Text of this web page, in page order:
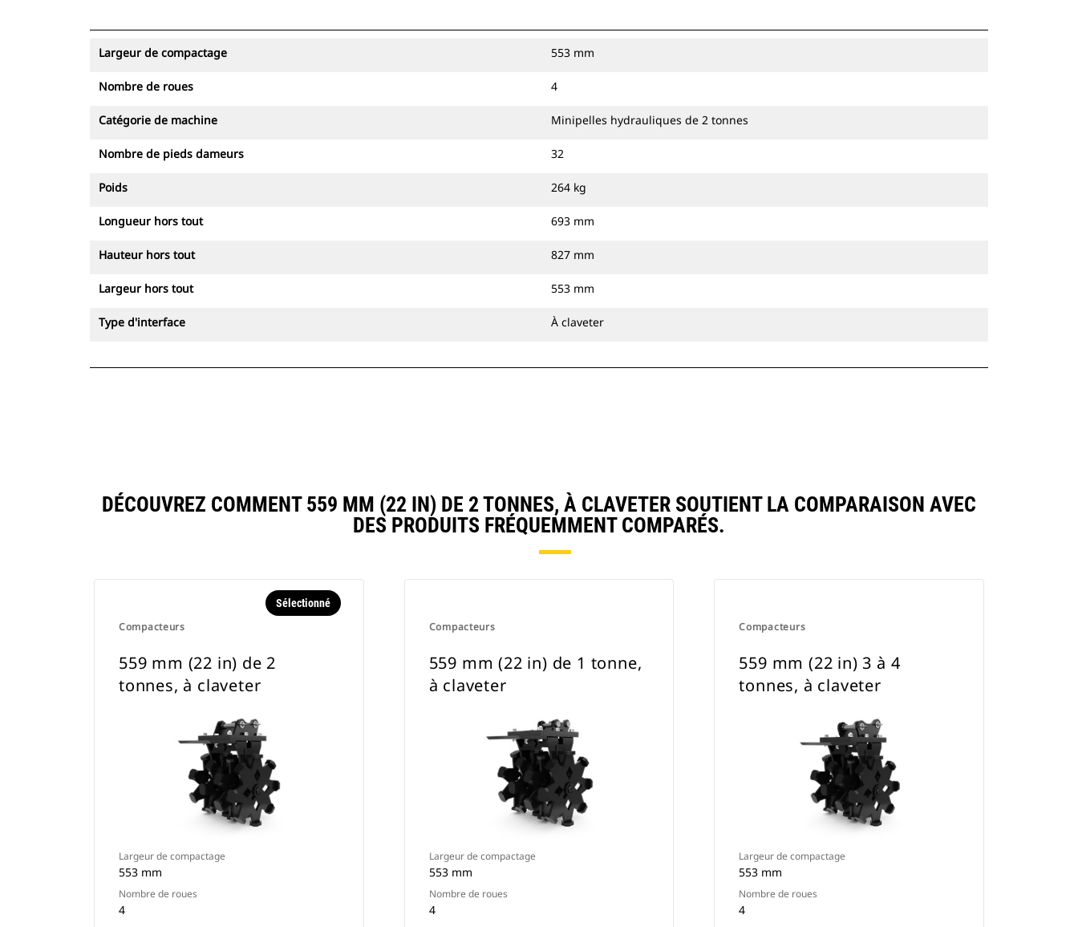
Largeur de compactage 553 mm
Nombre de roues 4
Catégorie de machine Minipelles hydrauliques de 2 tonnes
Nombre de pieds dameurs 32
Poids 264 kg
Longueur hors tout 693 mm
Hauteur hors tout 827 mm
Largeur hors tout 553 mm
Type d'interface À claveter
DÉCOUVREZ COMMENT 559 MM (22 IN) DE 2 TONNES, À CLAVETER SOUTIENT LA COMPARAISON AVEC
DES PRODUITS FRÉQUEMMENT COMPARÉS.
Compacteurs
Sélectionné
559 mm (22 in) de 2
tonnes, à claveter
Largeur de compactage
553 mm
Nombre de roues
4
Compacteurs
559 mm (22 in) de 1 tonne,
à claveter
Largeur de compactage
553 mm
Nombre de roues
4
Compacteurs
559 mm (22 in) 3 à 4
tonnes, à claveter
Largeur de compactage
553 mm
Nombre de roues
4